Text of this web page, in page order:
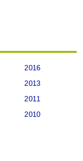
2016
2013
2011
2010